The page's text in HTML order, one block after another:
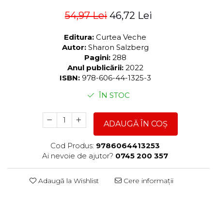
54,97 Lei 46,72 Lei
Editura: Curtea Veche
Autor: Sharon Salzberg
Pagini: 288
Anul publicării: 2022
ISBN: 978-606-44-1325-3
ÎN STOC
ADAUGĂ ÎN COȘ
Cod Produs: 9786064413253
Ai nevoie de ajutor? 0745 200 357
Adaugă la Wishlist Cere informații